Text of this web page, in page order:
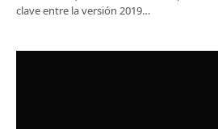
clave entre la versión 2019…